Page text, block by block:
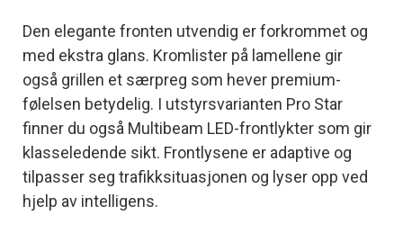
Den elegante fronten utvendig er forkrommet og
med ekstra glans. Kromlister på lamellene gir
også grillen et særpreg som hever premium-
følelsen betydelig. I utstyrsvarianten Pro Star
finner du også Multibeam LED-frontlykter som gir
klasseledende sikt. Frontlysene er adaptive og
tilpasser seg trafikksituasjonen og lyser opp ved
hjelp av intelligens.